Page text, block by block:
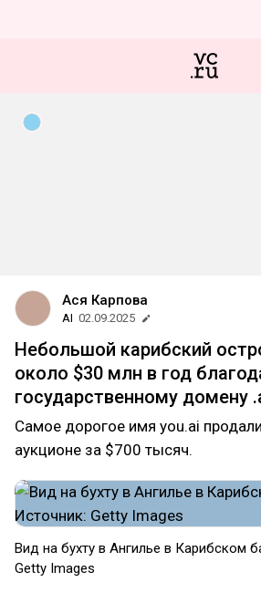
Ася Карпова
AI 02.09.2025
Небольшой карибский
около $30 млн в год
государственному домену
Самое дорогое имя you.ai
аукционе за $700 тысяч.
Вид на бухту в Ангилье в Карибском
Getty Images